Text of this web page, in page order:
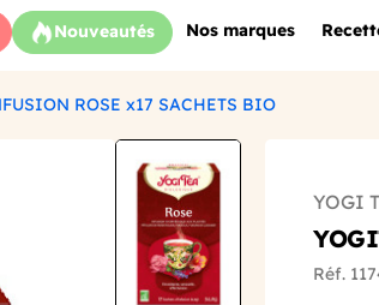
Nouveautés Nos marques
ROSE x17 SACHETS BIO
YOGI
Réf.